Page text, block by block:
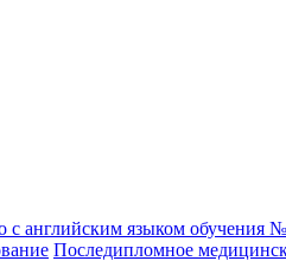
с английским языком обучения
Последипломное